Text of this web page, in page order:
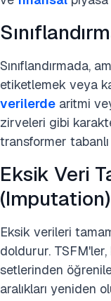
Sınıflandırmada,
etiketlemek veya
verilerde aritmi
zirveleri gibi
transformer
Eksik Veri
(Imputation)
Eksik verileri
doldurur.
setlerinden
aralıkları yeniden